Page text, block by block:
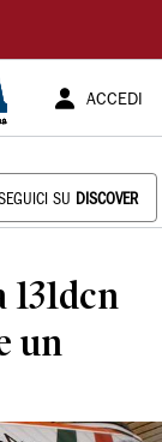
ACCEDI
SU DISCOVER
un